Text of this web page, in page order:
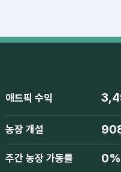
애드픽 수익
농장 개설
주간 농장 가동률 0%